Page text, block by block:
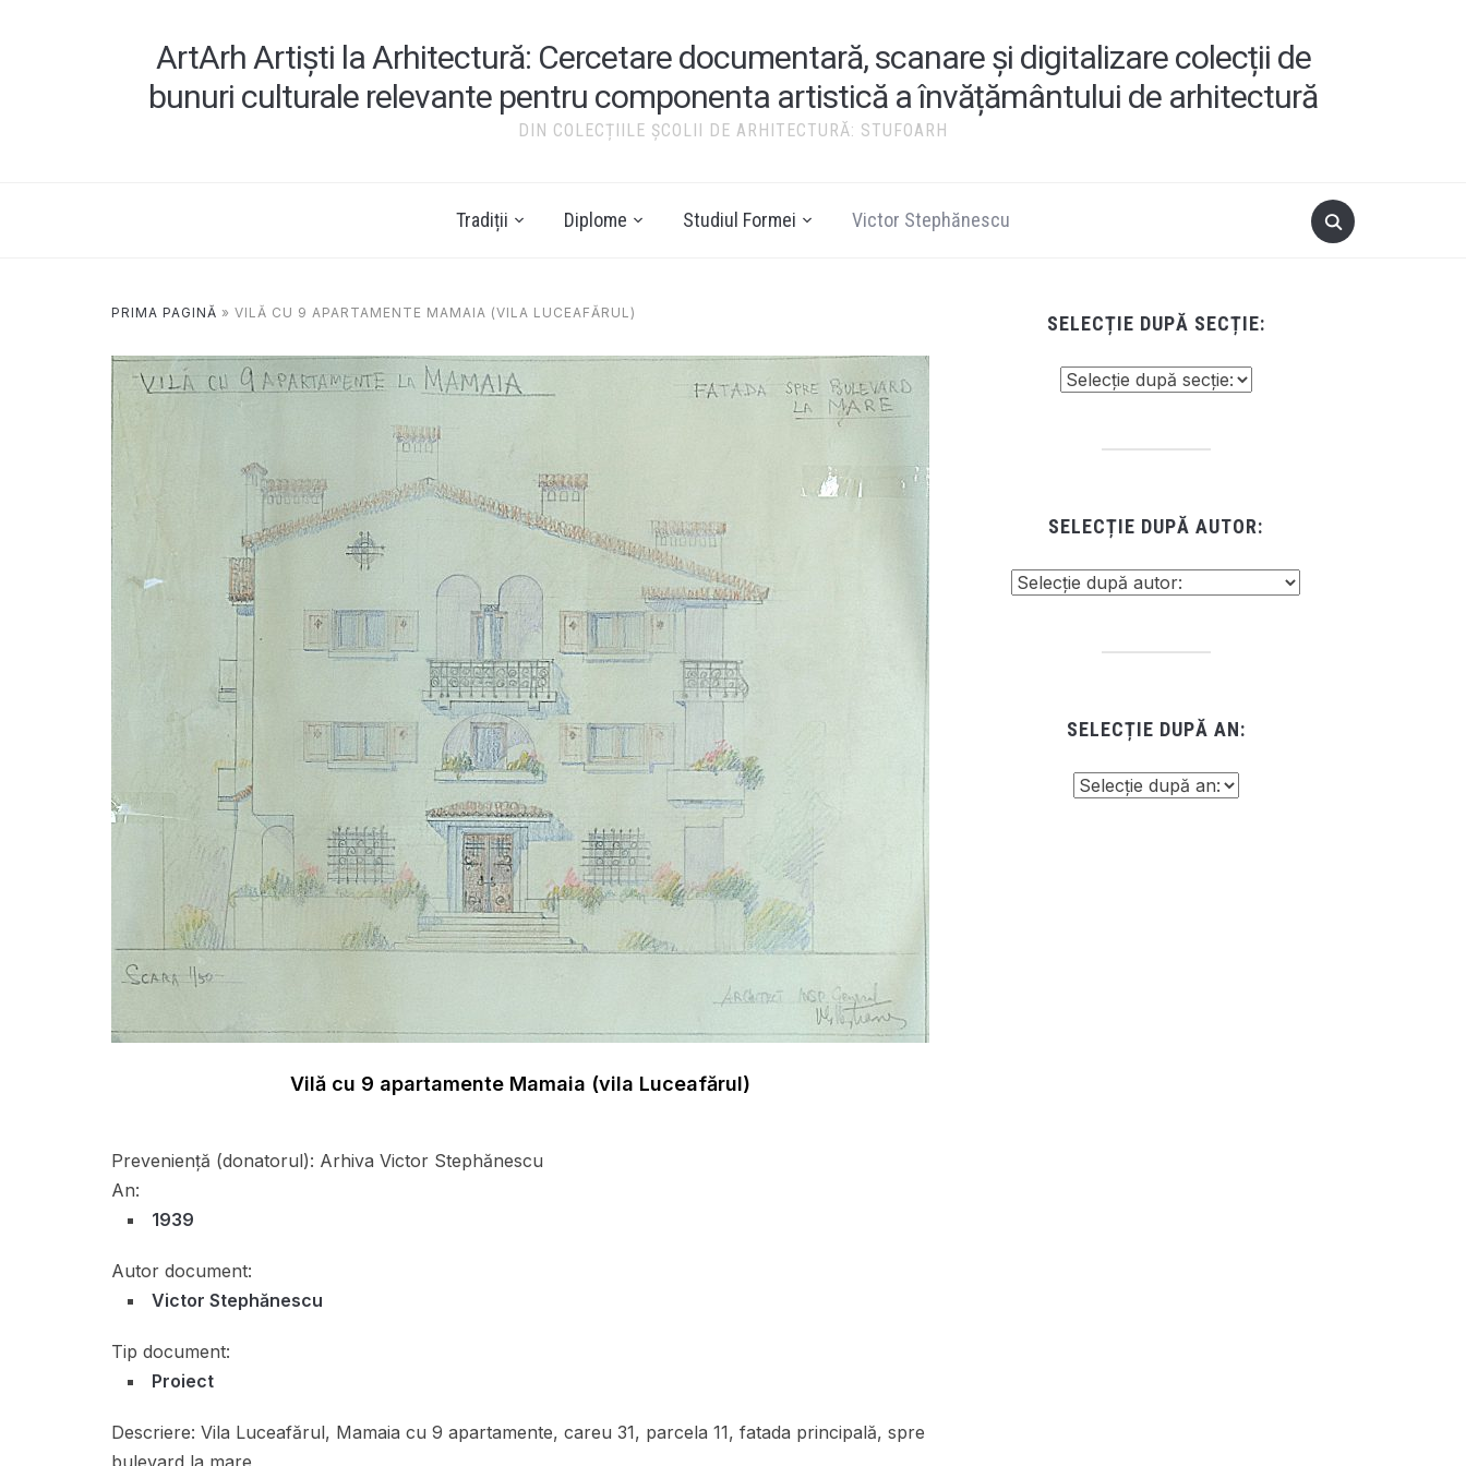
ArtArh Artiști la Arhitectură: Cercetare documentară, scanare și digitalizare colecții de
bunuri culturale relevante pentru componenta artistică a învățământului de arhitectură
DIN COLECȚIILE ȘCOLII DE ARHITECTURĂ: STUFOARH
Tradiții Diplome Studiul Formei Victor Stephănescu
PRIMA PAGINĂ » VILĂ CU 9 APARTAMENTE MAMAIA (VILA LUCEAFĂRUL)
Vilă cu 9 apartamente Mamaia (vila Luceafărul)
Preveniență (donatorul): Arhiva Victor Stephănescu
An:
1939
Autor document:
Victor Stephănescu
Tip document:
Proiect
Descriere: Vila Luceafărul, Mamaia cu 9 apartamente, careu 31, parcela 11, fatada principală, spre
bulevard la mare
SELECȚIE DUPĂ SECȚIE:
SELECȚIE DUPĂ AUTOR:
SELECȚIE DUPĂ AN: